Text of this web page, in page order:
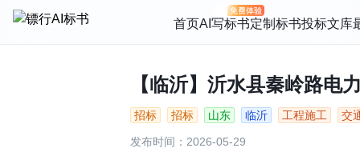
首页AI写标书定制标书投标文库
【临沂】沂水县秦岭路电
招标 招标 山东 临沂 工程施工 交
发布时间：2026-05-29